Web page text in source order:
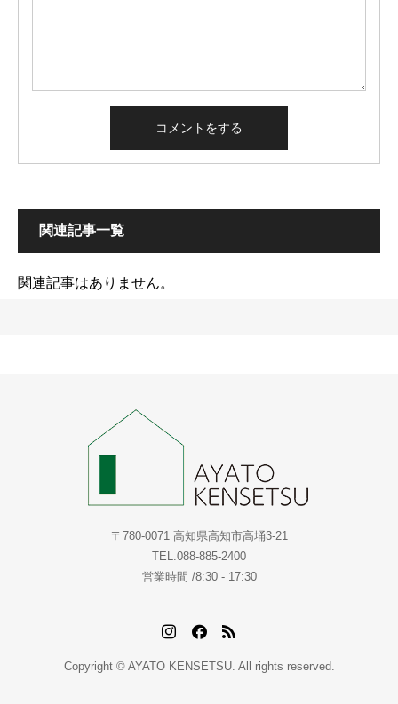
関連記事一覧
関連記事はありません。
〒780-0071 高知県高知市高埇3-21
TEL.088-885-2400
営業時間 /8:30 - 17:30
Copyright © AYATO KENSETSU. All rights reserved.